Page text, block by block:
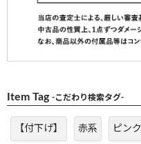
Item Tag -こだわり検索タグ-
【付下げ】 赤系 ピンク